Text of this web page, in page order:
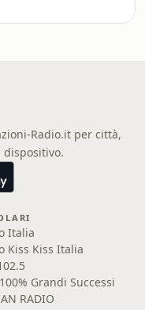
Radio.it per città,
Italia
Kiss Kiss Italia
Grandi Successi
RADIO